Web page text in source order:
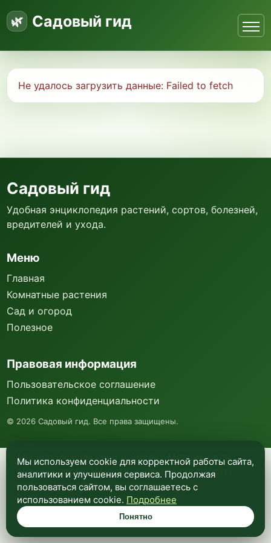
Садовый гид
Не удалось загрузить данные: Failed to fetch
Мы используем куки и Яндекс Метрику для
анализа посещаемости и улучшения работы
сайта. Подробнее —в политике
конфиденциальности.
Понятно
Садовый гид
Удобная энциклопедия растений, сортов, болезней,
вредителей и ухода.
Меню
Главная
Комнатные растения
Сад и огород
Полезное
Правовая информация
Пользовательское соглашение
Политика конфиденциальности
© 2026 Садовый гид. Все права защищены.
Мы используем cookie для корректной работы сайта,
аналитики и улучшения сервиса. Продолжая
пользоваться сайтом, вы соглашаетесь с
использованием cookie. Подробнее
Понятно